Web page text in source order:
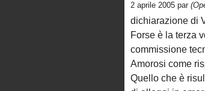
2 aprile 2005 par
dichiarazione di
Forse è la terza
commissione
Amorosi come
Quello che è